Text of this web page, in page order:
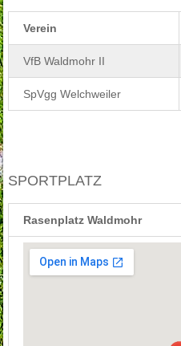
Verein
VfB Waldmohr II
SpVgg Welchweiler
SPORTPLATZ
Rasenplatz Waldmohr